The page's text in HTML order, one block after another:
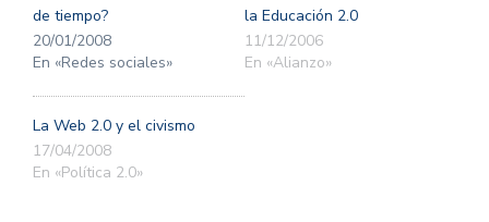
de tiempo?
20/01/2008
En «Redes sociales»
la Educación 2.0
11/12/2006
En «Alianzo»
La Web 2.0 y el civismo
17/04/2008
En «Política 2.0»